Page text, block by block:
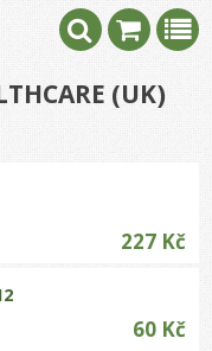
(UK)
227 Kč
60 Kč